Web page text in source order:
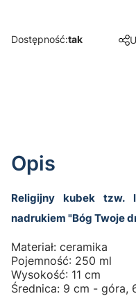
Dostępność:tak
Opis
Religijny kubek
nadrukiem "Bóg Twoje
Materiał: ceramika
Pojemność: 250 ml
Wysokość: 11 cm
Średnica: 9 cm - góra,